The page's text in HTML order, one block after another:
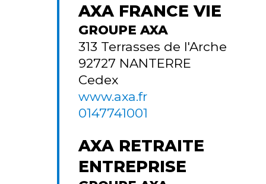
AXA FRANCE VIE
GROUPE AXA
313 Terrasses de l'Arche
92727 NANTERRE
Cedex
www.axa.fr
0147741001
AXA RETRAITE
ENTREPRISE